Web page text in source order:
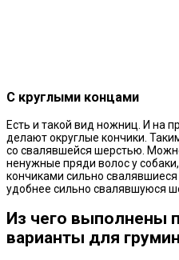
С круглыми концами
Есть и такой вид ножниц. И на
делают округлые кончики.
со свалявшейся шерстью.
ненужные пряди волос у
кончиками сильно
удобнее сильно свалявшуюся
Из чего выполнены
варианты для